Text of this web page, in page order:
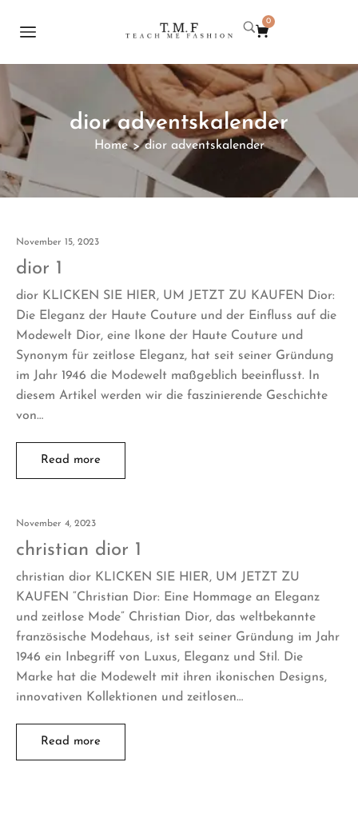
0
dior adventskalender
Home > dior adventskalender
November 15, 2023
dior 1
dior KLICKEN SIE HIER, UM JETZT ZU KAUFEN Dior:
Die Eleganz der Haute Couture und der Einfluss auf die
Modewelt Dior, eine Ikone der Haute Couture und
Synonym für zeitlose Eleganz, hat seit seiner Gründung
im Jahr 1946 die Modewelt maßgeblich beeinflusst. In
diesem Artikel werden wir die faszinierende Geschichte
von…
Read more
November 4, 2023
christian dior 1
christian dior KLICKEN SIE HIER, UM JETZT ZU
KAUFEN “Christian Dior: Eine Hommage an Eleganz
und zeitlose Mode” Christian Dior, das weltbekannte
französische Modehaus, ist seit seiner Gründung im Jahr
1946 ein Inbegriff von Luxus, Eleganz und Stil. Die
Marke hat die Modewelt mit ihren ikonischen Designs,
innovativen Kollektionen und zeitlosen…
Read more